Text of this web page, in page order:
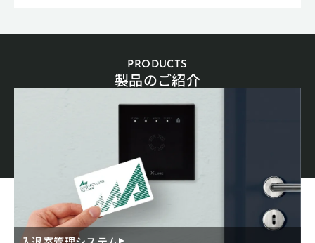
PRODUCTS
製品のご紹介